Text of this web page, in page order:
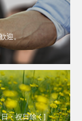
迎。
・祝日除く]